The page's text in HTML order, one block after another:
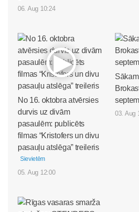
06. Aug 10:24
No 16. oktobra atvērsies
durvis uz divām
pasaulēm: publicēts
filmas “Kristofers un divu
pasauļu atslēga” treileris
Sievietēm
05. Aug 12:00
03. Aug